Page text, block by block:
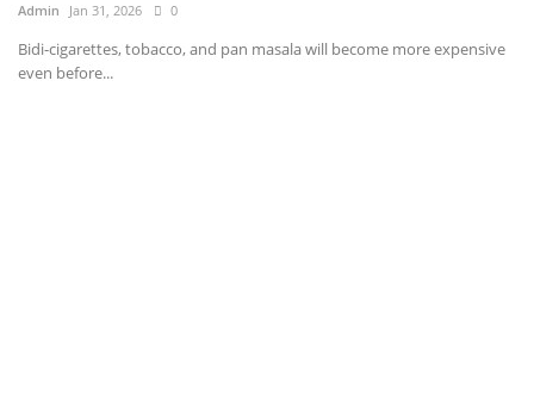
Admin Jan 31, 2026 0
Bidi-cigarettes, tobacco, and pan masala will become more expensive
even before...